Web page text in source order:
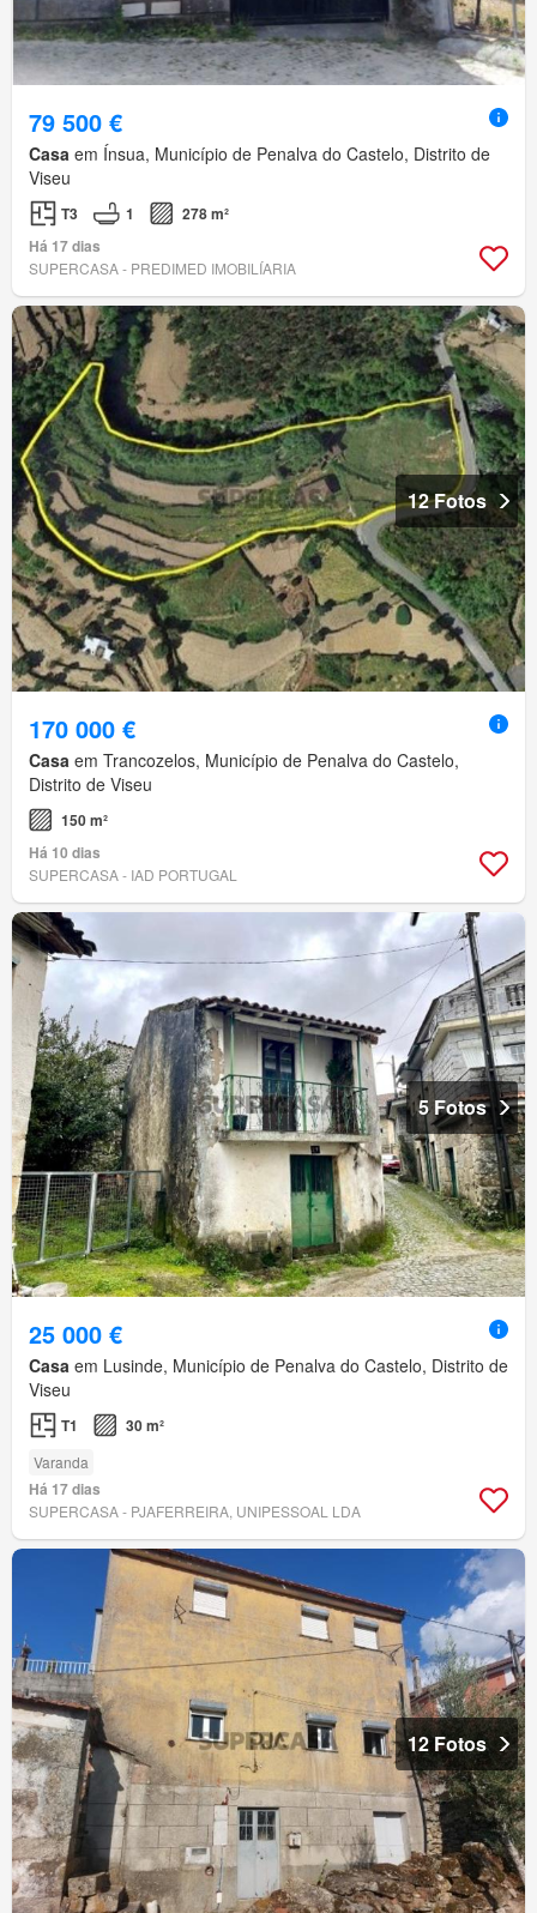
79 500 €
Casa em Ínsua, Município de Penalva do Castelo, Distrito de
Viseu
T3 1
278 m²
Há 17 dias
SUPERCASA - PREDIMED IMOBILÍARIA
12 Fotos
170 000 €
Casa em Trancozelos, Município de Penalva do Castelo,
Distrito de Viseu
150 m²
Há 10 dias
SUPERCASA - IAD PORTUGAL
5 Fotos
25 000 €
Casa em Lusinde, Município de Penalva do Castelo, Distrito de
Viseu
T1 30 m²
Varanda
Há 17 dias
SUPERCASA - PJAFERREIRA, UNIPESSOAL LDA
12 Fotos